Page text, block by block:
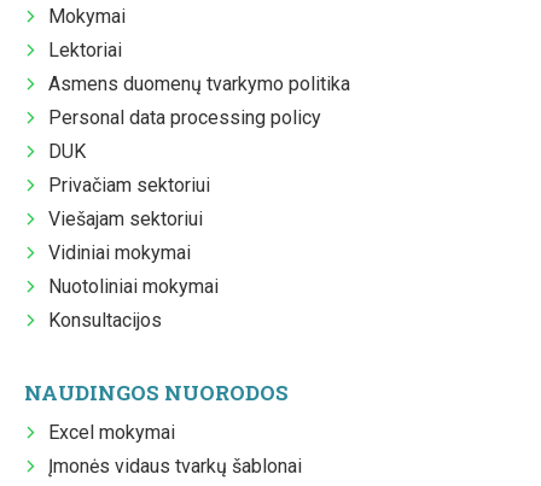
Mokymai
Lektoriai
Asmens duomenų tvarkymo politika
Personal data processing policy
DUK
Privačiam sektoriui
Viešajam sektoriui
Vidiniai mokymai
Nuotoliniai mokymai
Konsultacijos
NAUDINGOS NUORODOS
Excel mokymai
Įmonės vidaus tvarkų šablonai